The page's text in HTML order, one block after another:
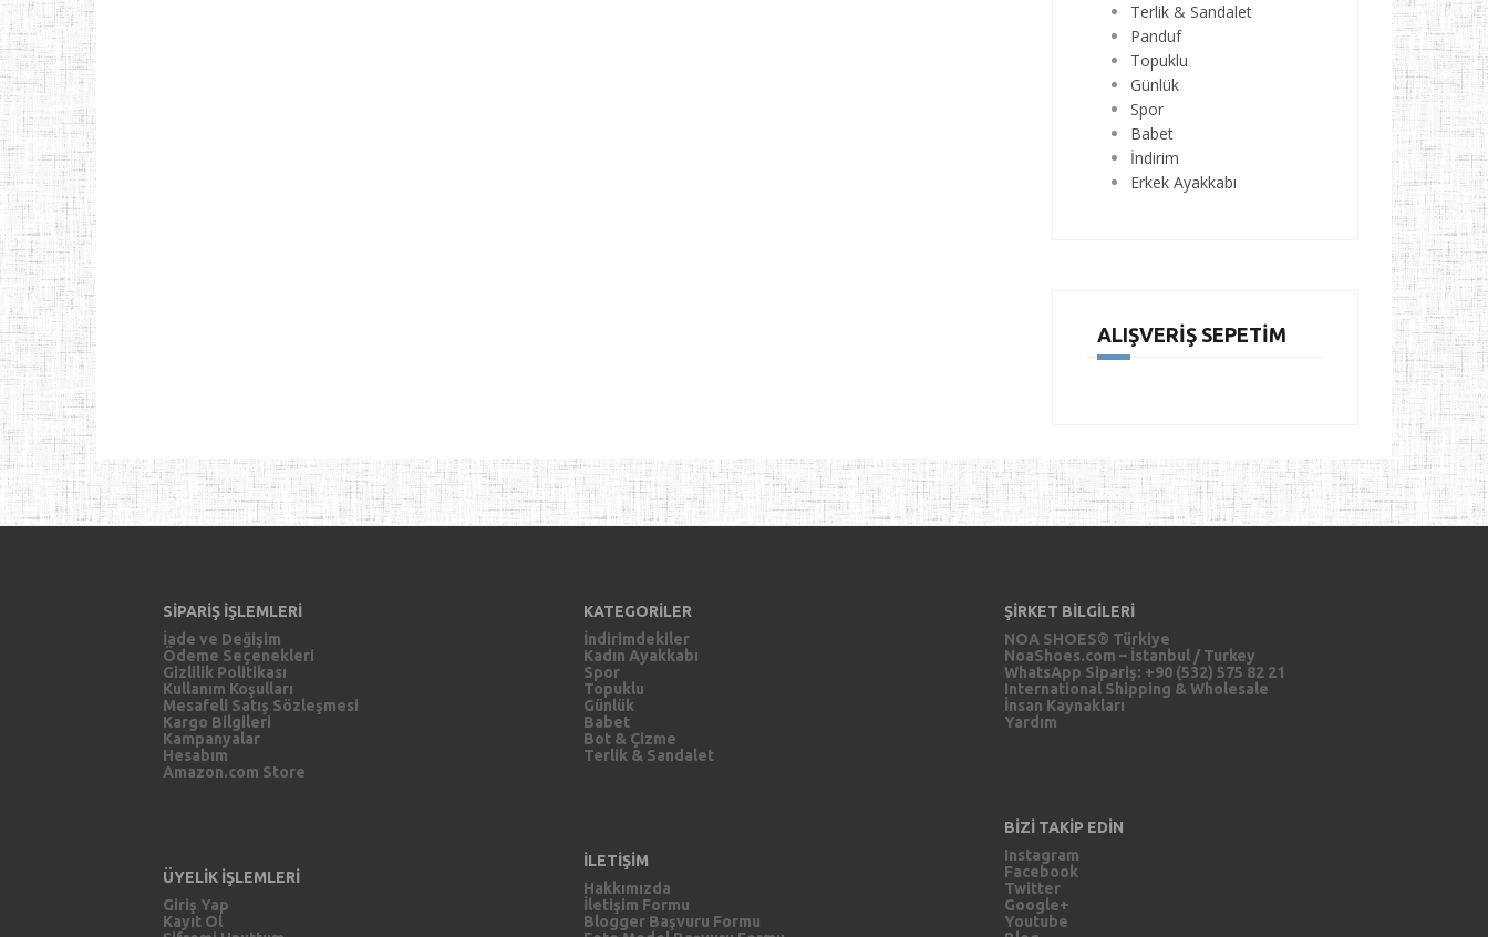
Terlik & Sandalet
Panduf
Topuklu
Günlük
Spor
Babet
İndirim
Erkek Ayakkabı
ALIŞVERIŞ SEPETIM
SİPARİŞ İŞLEMLERİ
İade ve Değişim
Ödeme Seçenekleri
Gizlilik Politikası
Kullanım Koşulları
Mesafeli Satış Sözleşmesi
Kargo Bilgileri
Kampanyalar
Hesabım
Amazon.com Store
ÜYELİK İŞLEMLERİ
Giriş Yap
Kayıt Ol
KATEGORİLER
İndirimdekiler
Kadın Ayakkabı
Spor
Topuklu
Günlük
Babet
Bot & Çizme
Terlik & Sandalet
İLETİŞİM
Hakkımızda
İletişim Formu
Blogger Başvuru Formu
ŞİRKET BİLGİLERİ
NOA SHOES® Türkiye
NoaShoes.com – İstanbul / Turkey
WhatsApp Sipariş: +90 (532) 575 82 21
International Shipping & Wholesale
İnsan Kaynakları
Yardım
BİZİ TAKİP EDİN
Instagram
Facebook
Twitter
Google+
Youtube